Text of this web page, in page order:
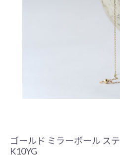
ゴールド ミラーボール ス
K10YG